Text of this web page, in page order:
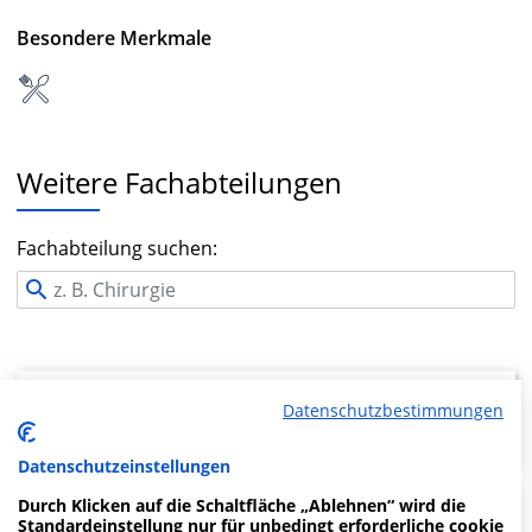
Besondere Merkmale
Weitere Fachabteilungen
Fachabteilung suchen:
Klinik für Strahlentherapie
Klinik für Pneumologie,
Datenschutzbestimmungen
Datenschutzeinstellungen
Durch Klicken auf die Schaltfläche „Ablehnen“ wird die
Standardeinstellung nur für unbedingt erforderliche cookie